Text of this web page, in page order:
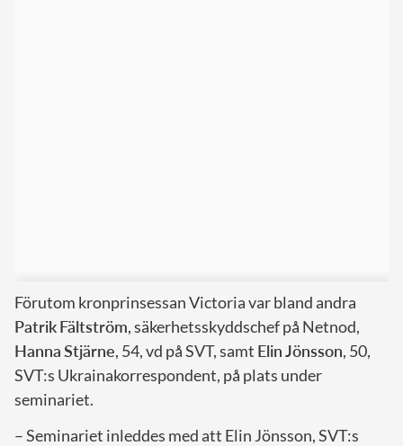
Förutom kronprinsessan Victoria var bland andra
PatrikFältström, säkerhetsskyddschef på Netnod,
HannaStjärne, 54, vd på SVT, samt ElinJönsson, 50,
SVT:s Ukrainakorrespondent, på plats under
seminariet.
– Seminariet inleddes med att Elin Jönsson, SVT:s